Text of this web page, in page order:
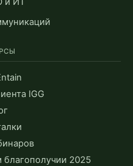
IGG
2025